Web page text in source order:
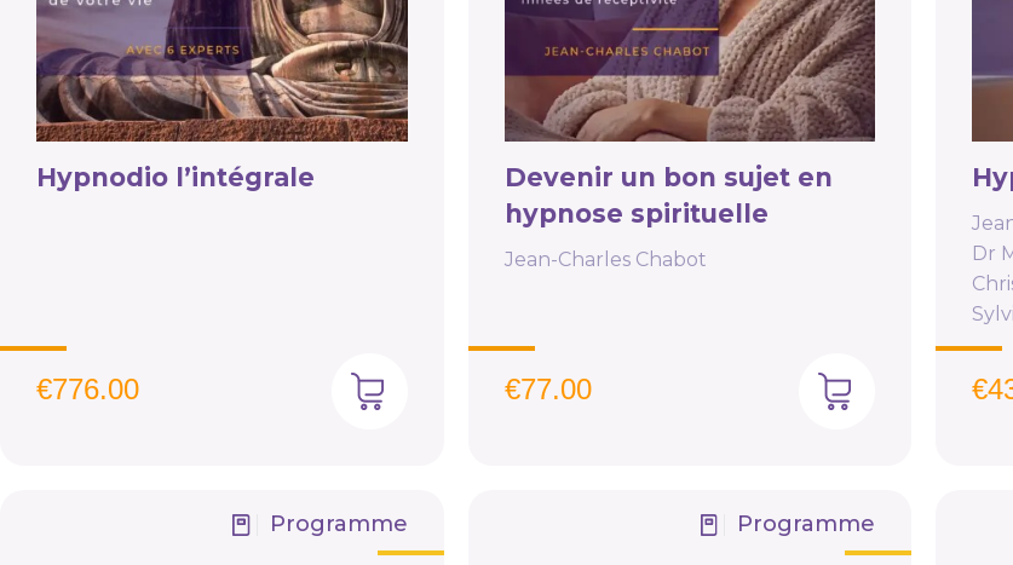
Hypnodio l’intégrale
€776.00
Devenir un bon sujet en
hypnose spirituelle
Jean-Charles Chabot
€77.00
Dr
€
Programme Programme